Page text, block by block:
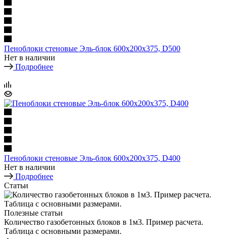
Пеноблоки стеновые Эль-блок 600х200х375, D500
Нет в наличии
Подробнее
Пеноблоки стеновые Эль-блок 600х200х375, D400
Нет в наличии
Подробнее
Статьи
Полезные статьи
Количество газобетонных блоков в 1м3. Пример расчета.
Таблица с основными размерами.